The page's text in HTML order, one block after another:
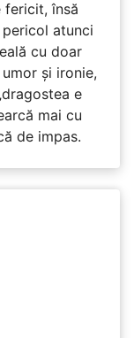
fericit, însă
atunci
cu doar
și ironie,
e
mai cu
de impas.